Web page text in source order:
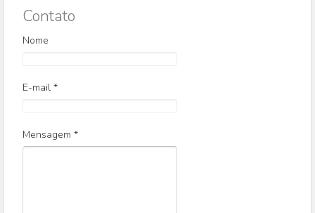
Contato
Nome
E-mail *
Mensagem *